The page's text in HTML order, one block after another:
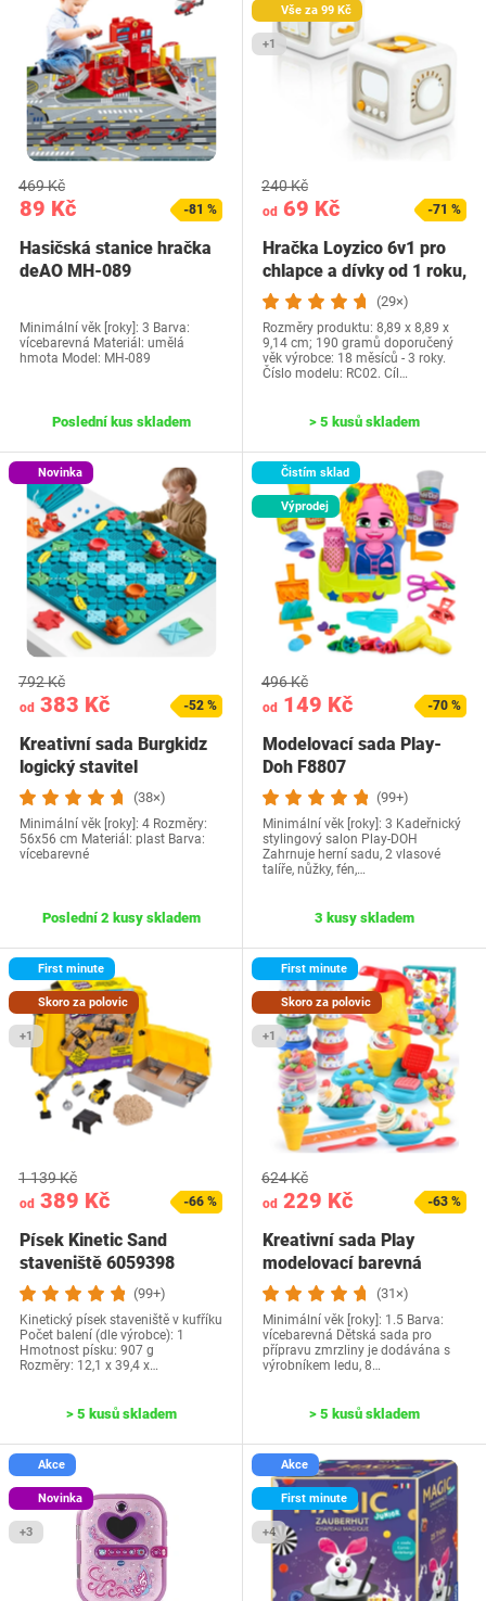
89 Kč
469 Kč
-81 %
Hasičská stanice hračka
deAO MH-089
Minimální věk [roky]: 3 Barva:
vícebarevná Materiál: umělá
hmota Model: ‎MH-089
Poslední kus skladem
Vše za 99 Kč
+1
od 69 Kč
240 Kč
-71 %
Hračka Loyzico 6v1 pro
chlapce a dívky od 1 roku,
…
(29×)
Rozměry produktu: 8,89 x 8,89 x
9,14 cm; 190 gramů doporučený
věk výrobce: 18 měsíců - 3 roky.
Číslo modelu: RC02. Cíl…
> 5 kusů skladem
Novinka
od 383 Kč
792 Kč
-52 %
Kreativní sada Burgkidz
logický stavitel
(38×)
Minimální věk [roky]: 4 Rozměry:
56x56 cm Materiál: plast Barva:
vícebarevné
Poslední 2 kusy skladem
Čistím sklad
Výprodej
od 149 Kč
496 Kč
-70 %
Modelovací sada Play-
Doh F8807
(99+)
Minimální věk [roky]: 3 Kadeřnický
stylingový salon Play-DOH
Zahrnuje herní sadu, 2 vlasové
talíře, nůžky, fén,…
3 kusy skladem
First minute
Skoro za polovic
+1
od 389 Kč
1 139 Kč
-66 %
Písek Kinetic Sand
staveniště 6059398
(99+)
Kinetický písek staveniště v kufříku
Počet balení (dle výrobce): 1
Hmotnost písku: 907 g
Rozměry: 12,1 x 39,4 x…
> 5 kusů skladem
First minute
Skoro za polovic
+1
od 229 Kč
624 Kč
-63 %
Kreativní sada Play
modelovací barevná
(31×)
Minimální věk [roky]: 1.5 Barva:
vícebarevná Dětská sada pro
přípravu zmrzliny je dodávána s
výrobníkem ledu, 8…
> 5 kusů skladem
Akce
Novinka
+3
Akce
First minute
+4